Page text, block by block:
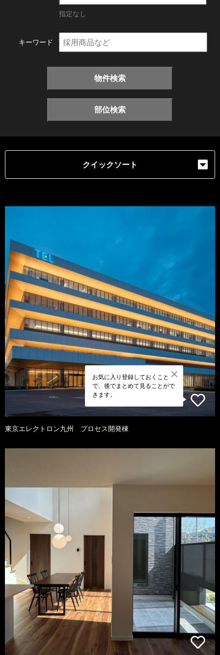
指定なし
キーワード
物件検索
部位検索
クイックソート
お気に入り登録しておくこと
で、後でまとめて見ることがで
きます。
東京エレクトロン九州 プロセス開発棟